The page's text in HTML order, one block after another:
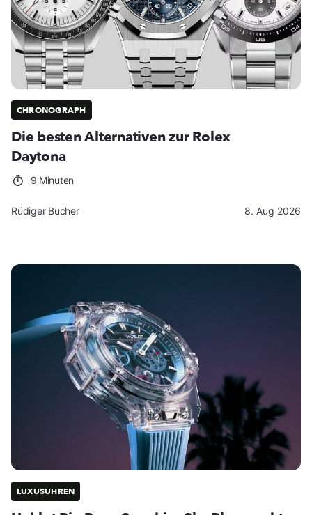
CHRONOGRAPH
Die besten Alternativen zur Rolex
Daytona
9 Minuten
Rüdiger Bucher 8. Aug 2026
LUXUSUHREN